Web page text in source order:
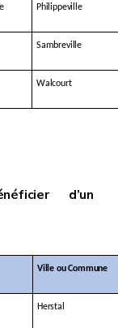
Philippeville
Sambreville
Walcourt
d’un
Ville ou Commune
Herstal